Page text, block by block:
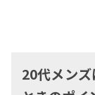
20代メン